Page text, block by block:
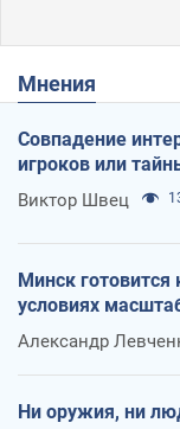
Мнения
Совпадение
игроков или
Виктор Швец
Минск
условиях
Александр
Ни оружия, ни